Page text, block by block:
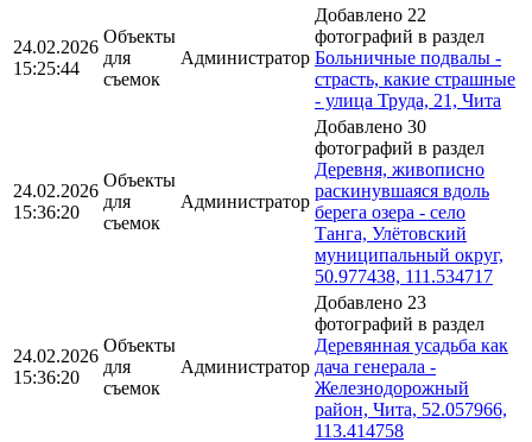
24.02.2026
15:25:44
Объекты
для
съемок
Администратор
Добавлено 22
фотографий в раздел
Больничные подвалы -
страсть, какие страшные
- улица Труда, 21, Чита
24.02.2026
15:36:20
Объекты
для
съемок
Администратор
Добавлено 30
фотографий в раздел
Деревня, живописно
раскинувшаяся вдоль
берега озера - село
Танга, Улётовский
муниципальный округ,
50.977438, 111.534717
24.02.2026
15:36:20
Объекты
для
съемок
Администратор
Добавлено 23
фотографий в раздел
Деревянная усадьба как
дача генерала -
Железнодорожный
район, Чита, 52.057966,
113.414758